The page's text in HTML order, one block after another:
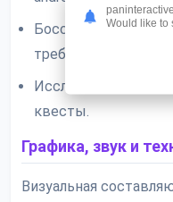
Боссы: Уникальные
требующие тактики.
Исследование:
квесты.
Графика, звук и
Визуальная
Would like to